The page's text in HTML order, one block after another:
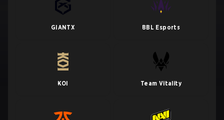
GIANTX BBL Esports
KOI Team Vitality